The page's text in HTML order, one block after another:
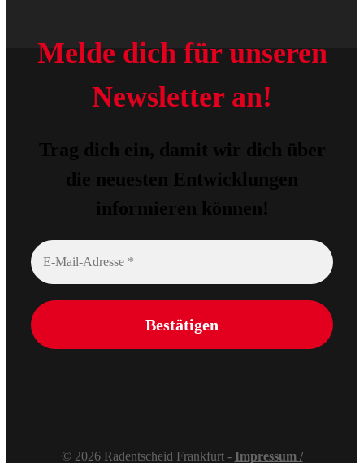
Melde dich für unseren
Newsletter an!
© 2026 Radentscheid Frankfurt - Impressum /